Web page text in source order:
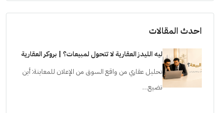
احدث المقالات
ليه الليدز العقارية لا تتحول لمبيعات؟ | بروكر العقارية
تحليل عقاري من واقع السوق من الإعلان للمعاينة: أين
تضيع…